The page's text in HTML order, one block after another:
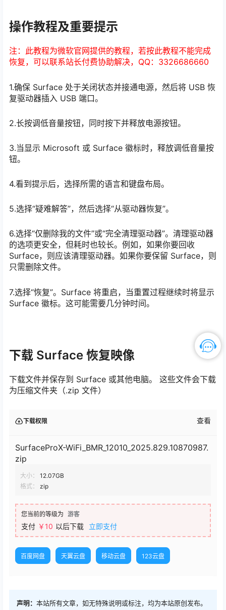
操作教程及重要提示
注：此教程为微软官网提供的教程，若按此教程不能完成
恢复，可以联系站长付费协助解决，QQ：3326686660
1.确保 Surface 处于关闭状态并接通电源，然后将 USB 恢
复驱动器插入 USB 端口。
2.长按调低音量按钮，同时按下并释放电源按钮。
3.当显示 Microsoft 或 Surface 徽标时，释放调低音量按
钮。
4.看到提示后，选择所需的语言和键盘布局。
5.选择“疑难解答”，然后选择“从驱动器恢复”。
6.选择“仅删除我的文件”或“完全清理驱动器”。清理驱动器
的选项更安全，但耗时也较长。例如，如果你要回收
Surface，则应该清理驱动器。如果你要保留 Surface，则
只需删除文件。
7.选择“恢复”。Surface 将重启，当重置过程继续时将显示
Surface 徽标。这可能需要几分钟时间。
下载 Surface 恢复映像
下载文件并保存到 Surface 或其他电脑。 这些文件会下载
为压缩文件夹（.zip 文件）
下载权限 查看
SurfaceProX-WiFi_BMR_12010_2025.829.10870987.
zip
大小：
12.07GB
格式：
zip
您当前的等级为 游客
支付 ￥10 以后下载 立即支付
百度网盘 天翼云盘 移动云盘 123云盘
声明： 本站所有文章，如无特殊说明或标注，均为本站原创发布。